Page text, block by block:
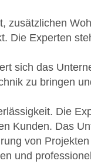
zusätzlichen
Die Experten
sich das
zu bringen
Die
Kunden. Das
von
und